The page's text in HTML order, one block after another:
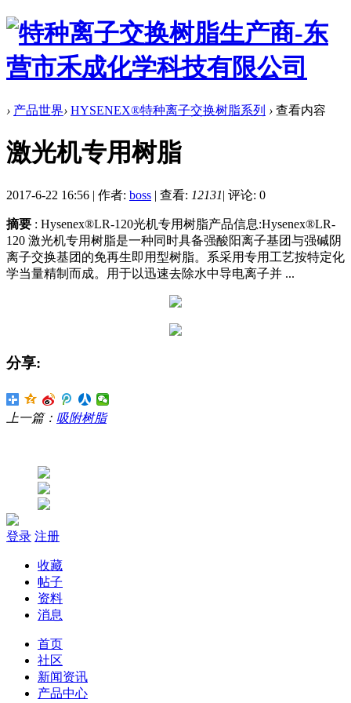
› 产品世界› HYSENEX®特种离子交换树脂系列 › 查看内容
激光机专用树脂
2017-6-22 16:56 | 作者: boss | 查看: 12131| 评论: 0
摘要 : Hysenex®LR-120光机专用树脂产品信息:Hysenex®LR-
120 激光机专用树脂是一种同时具备强酸阳离子基团与强碱阴
离子交换基团的免再生即用型树脂。系采用专用工艺按特定化
学当量精制而成。用于以迅速去除水中导电离子并 ...
分享:
上一篇： 吸附树脂
登录 注册
收藏
帖子
资料
消息
首页
社区
新闻资讯
产品中心